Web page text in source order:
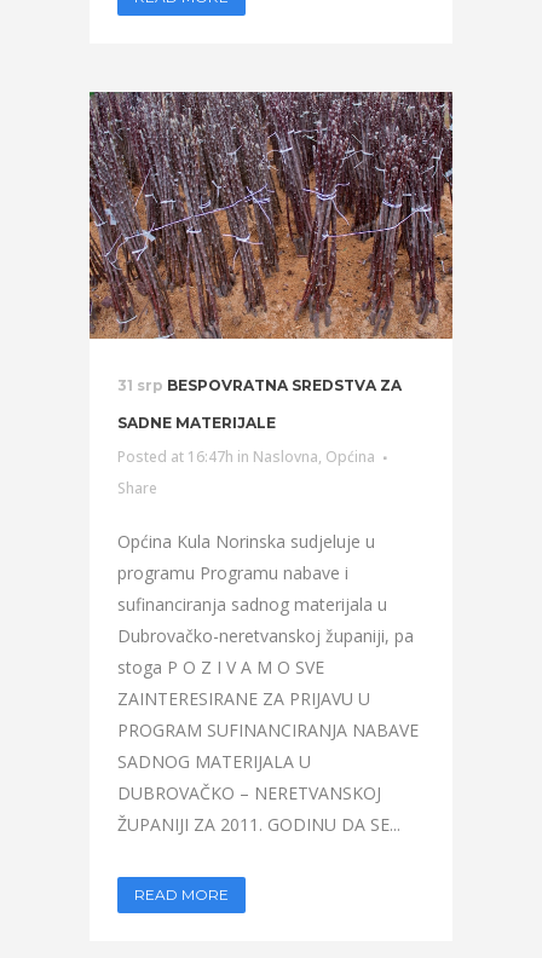
31 srp BESPOVRATNA SREDSTVA ZA
SADNE MATERIJALE
Posted at 16:47h in Naslovna, Općina
Share
Općina Kula Norinska sudjeluje u
programu Programu nabave i
sufinanciranja sadnog materijala u
Dubrovačko-neretvanskoj županiji, pa
stoga P O Z I V A M O SVE
ZAINTERESIRANE ZA PRIJAVU U
PROGRAM SUFINANCIRANJA NABAVE
SADNOG MATERIJALA U
DUBROVAČKO – NERETVANSKOJ
ŽUPANIJI ZA 2011. GODINU DA SE...
READ MORE